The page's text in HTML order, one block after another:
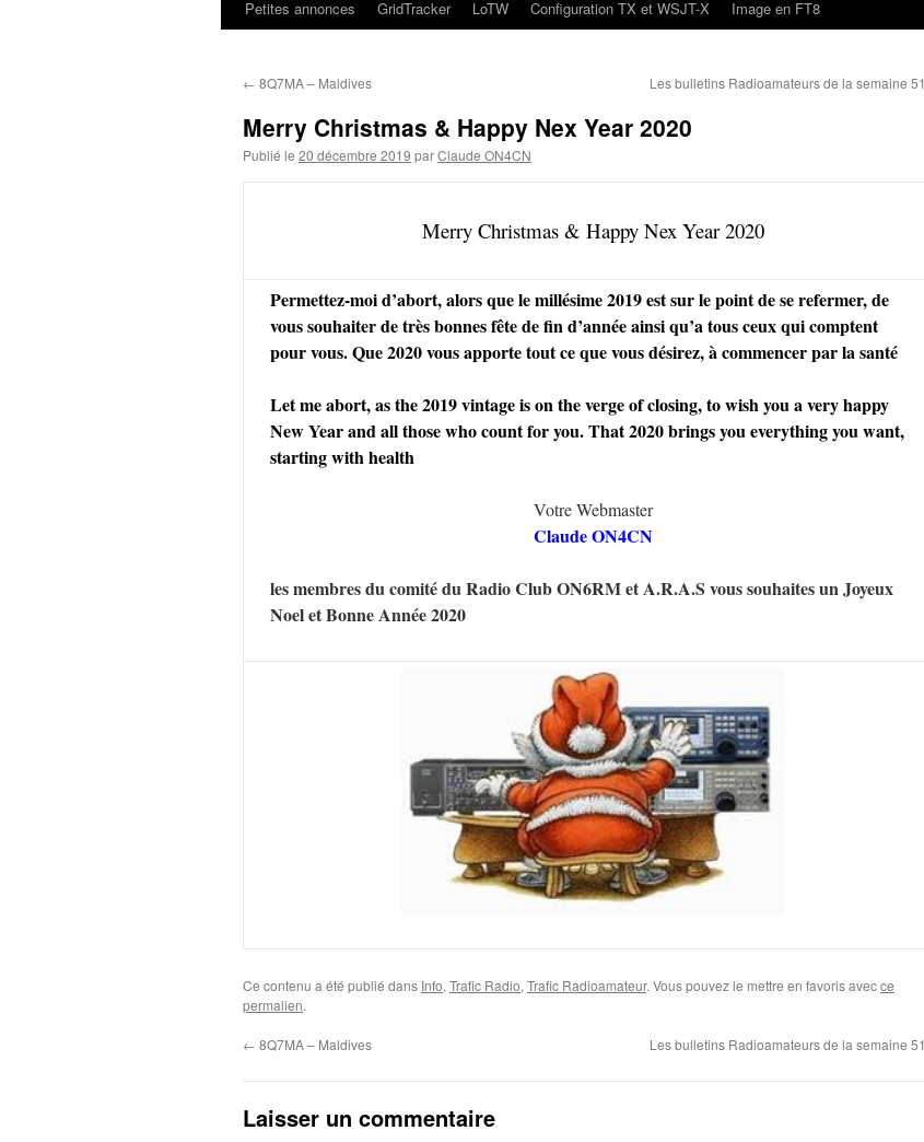
Petites annonces
GridTracker LoTW Configuration TX et WSJT-X Image en FT8
← 8Q7MA – Maldives Les bulletins Radioamateurs de la semaine 51
Merry Christmas & Happy Nex Year 2020
Publié le 20 décembre 2019 parClaude ON4CN
Merry Christmas & Happy Nex Year 2020
Permettez-moi d’abort, alors que le millésime 2019 est sur le point de se refermer, de
vous souhaiter de très bonnes fête de fin d’année ainsi qu’a tous ceux qui comptent
pour vous. Que 2020 vous apporte tout ce que vous désirez, à commencer par la santé
Let me abort, as the 2019 vintage is on the verge of closing, to wish you a very happy
New Year and all those who count for you. That 2020 brings you everything you want,
starting with health
Votre Webmaster
Claude ON4CN
les membres du comité du Radio Club ON6RM et A.R.A.S vous souhaites un Joyeux
Noel et Bonne Année 2020
Ce contenu a été publié dans Info, Trafic Radio, Trafic Radioamateur. Vous pouvez le mettre en favoris avecce
permalien.
← 8Q7MA – Maldives Les bulletins Radioamateurs de la semaine 51
Laisser un commentaire